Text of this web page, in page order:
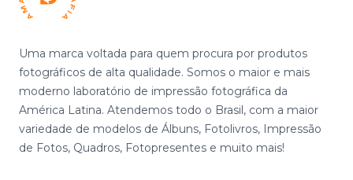
Uma marca voltada para quem procura por produtos
fotográficos de alta qualidade. Somos o maior e mais
moderno laboratório de impressão fotográfica da
América Latina. Atendemos todo o Brasil, com a maior
variedade de modelos de Álbuns, Fotolivros, Impressão
de Fotos, Quadros, Fotopresentes e muito mais!